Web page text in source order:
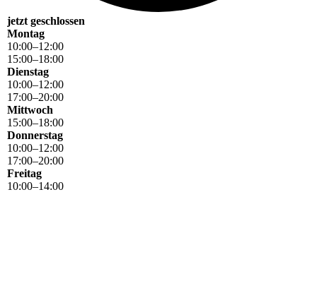
jetzt geschlossen
Montag
10:00–12:00
15:00–18:00
Dienstag
10:00–12:00
17:00–20:00
Mittwoch
15:00–18:00
Donnerstag
10:00–12:00
17:00–20:00
Freitag
10:00–14:00